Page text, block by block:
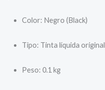
Color: Negro (Black)
Tipo: Tinta líquida original
Peso: 0.1 kg